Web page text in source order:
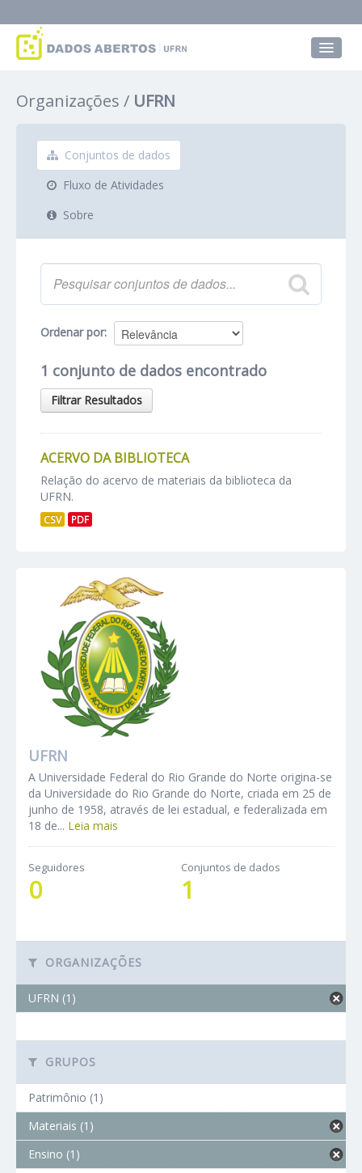
Grupos
Sobre
Organizações UFRN
Conjuntos de dados
Fluxo de Atividades
Sobre
Ordenar por
1 conjunto de dados encontrado
Filtrar Resultados
ACERVO DA BIBLIOTECA
Relação do acervo de materiais da biblioteca da
UFRN.
CSV PDF
UFRN
A Universidade Federal do Rio Grande do Norte origina-se
da Universidade do Rio Grande do Norte, criada em 25 de
junho de 1958, através de lei estadual, e federalizada em
18 de... Leia mais
Seguidores
0
Conjuntos de dados
1
ORGANIZAÇÕES
UFRN (1)
GRUPOS
Patrimônio (1)
Materiais (1)
Ensino (1)